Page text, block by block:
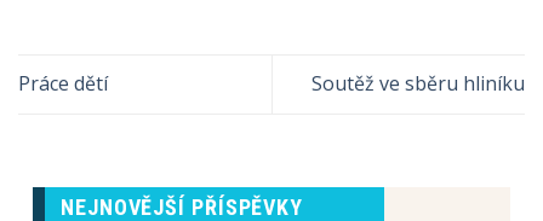
Práce dětí Soutěž ve sběru hliníku
NEJNOVĚJŠÍ PŘÍSPĚVKY